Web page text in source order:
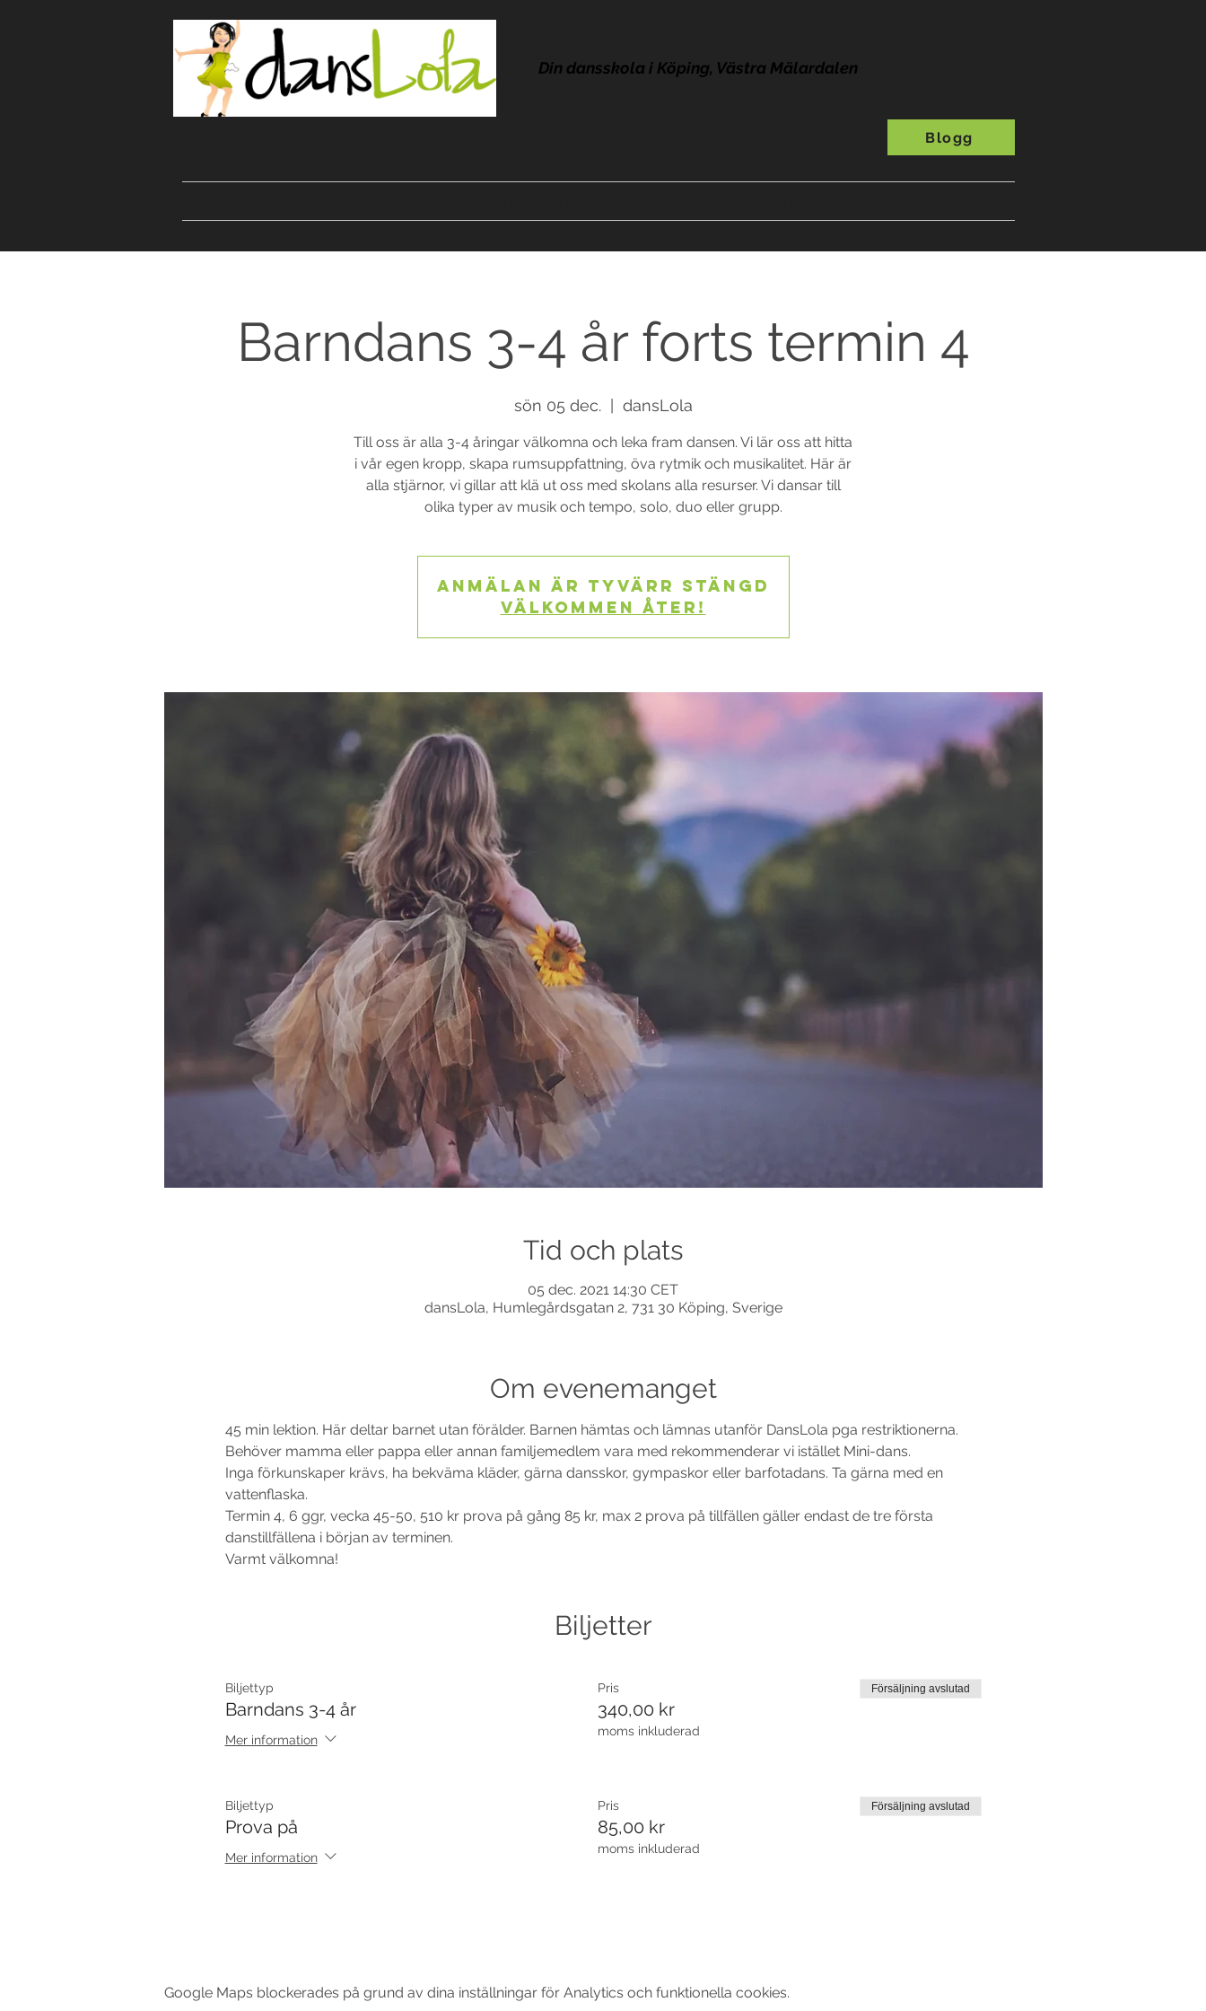
Din dansskola i Köping, Västra Mälardalen
Blogg
Barndans 3-4 år forts termin 4
sön 05 dec.
  |
dansLola
Till oss är alla 3-4 åringar välkomna och leka fram dansen. Vi lär oss att hitta
i vår egen kropp, skapa rumsuppfattning, öva rytmik och musikalitet. Här är
alla stjärnor, vi gillar att klä ut oss med skolans alla resurser. Vi dansar till
olika typer av musik och tempo, solo, duo eller grupp.
Anmälan är tyvärr stängd
Välkommen åter!
Tid och plats
05 dec. 2021 14:30 CET
dansLola, Humlegårdsgatan 2, 731 30 Köping, Sverige
Om evenemanget
45 min lektion. Här deltar barnet utan förälder. Barnen hämtas och lämnas utanför DansLola pga restriktionerna.
Behöver mamma eller pappa eller annan familjemedlem vara med rekommenderar vi istället Mini-dans.
Inga förkunskaper krävs, ha bekväma kläder, gärna dansskor, gympaskor eller barfotadans. Ta gärna med en
vattenflaska.
Termin 4, 6 ggr, vecka 45-50, 510 kr prova på gång 85 kr, max 2 prova på tillfällen gäller endast de tre första
danstillfällena i början av terminen.
Varmt välkomna!
Biljetter
Biljettyp
Barndans 3-4 år
Mer information
Pris
340,00 kr
moms inkluderad
Försäljning avslutad
Biljettyp
Prova på
Mer information
Pris
85,00 kr
moms inkluderad
Försäljning avslutad
Google Maps blockerades på grund av dina inställningar för Analytics och funktionella cookies.